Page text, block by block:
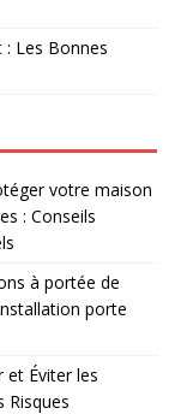
Les Bonnes
votre maison
: Conseils
à portée de
porte
et Éviter les
Risques